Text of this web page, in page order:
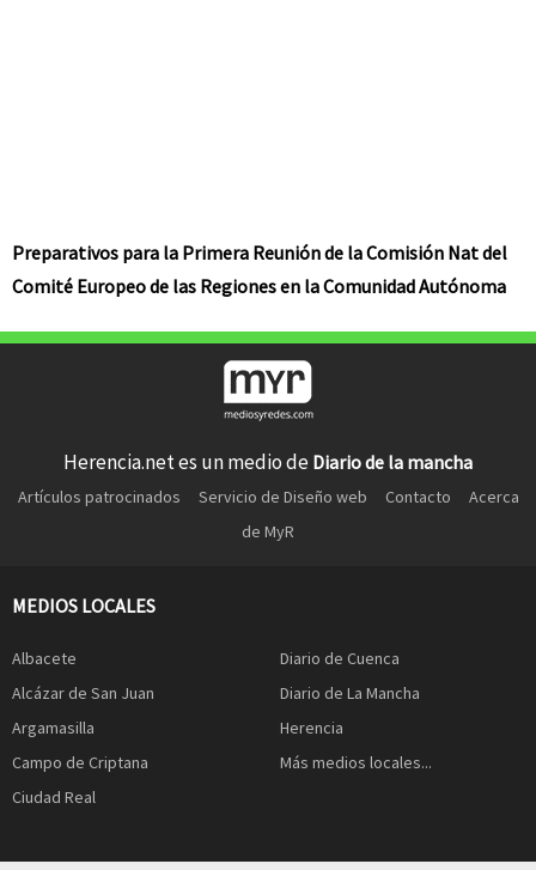
Preparativos para la Primera Reunión de la Comisión Nat del
Comité Europeo de las Regiones en la Comunidad Autónoma
Herencia.net es un medio de Diario de la mancha
Artículos patrocinados Servicio de Diseño web Contacto
Acerca
de MyR
MEDIOS LOCALES
Albacete
Alcázar de San Juan
Argamasilla
Campo de Criptana
Ciudad Real
Diario de Cuenca
Diario de La Mancha
Herencia
Más medios locales...